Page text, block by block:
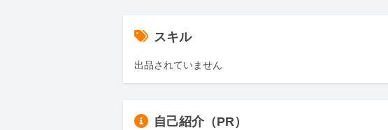
スキル
出品されていません
自己紹介（PR）